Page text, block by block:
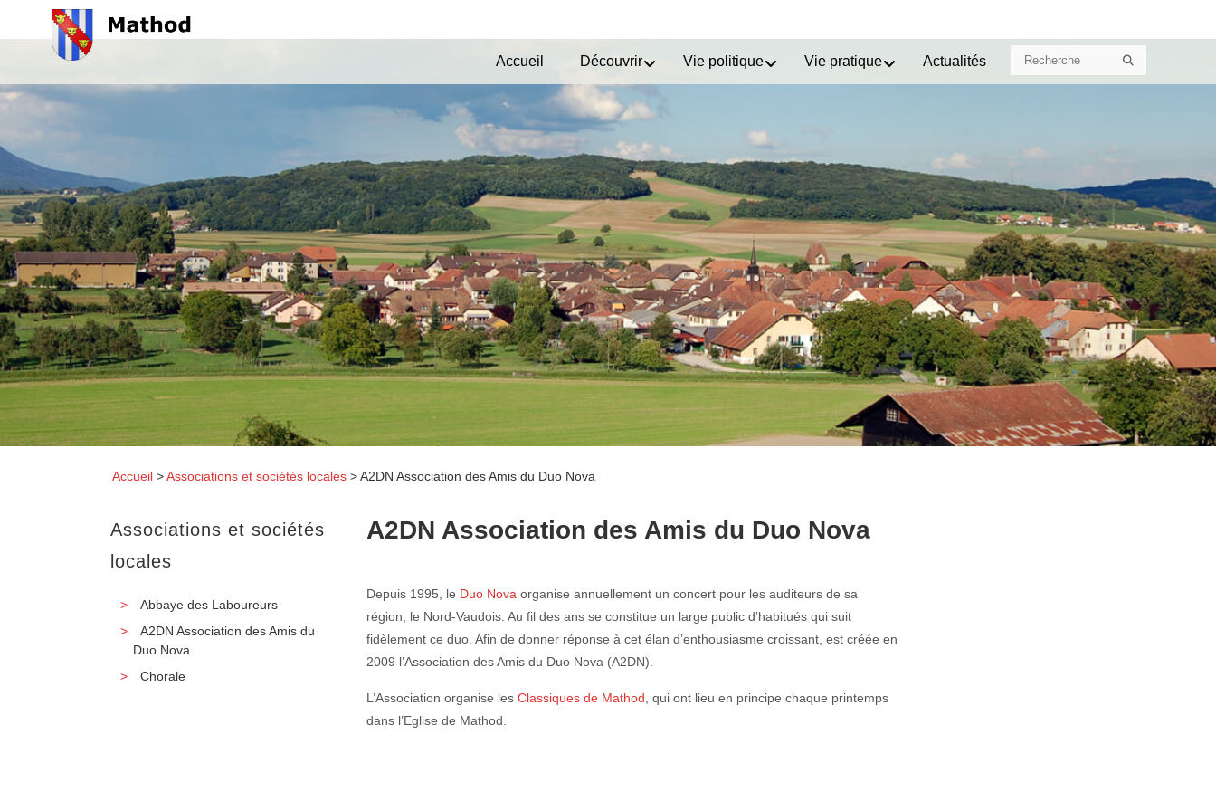
Accueil Découvrir Vie politique Vie pratique Actualités
Accueil > Associations et sociétés locales > A2DN Association des Amis du Duo Nova
Associations et sociétés
locales
Abbaye des Laboureurs
A2DN Association des Amis du
Duo Nova
Chorale
A2DN Association des Amis du Duo Nova
Depuis 1995, le Duo Nova organise annuellement un concert pour les auditeurs de sa
région, le Nord-Vaudois. Au fil des ans se constitue un large public d’habitués qui suit
fidèlement ce duo. Afin de donner réponse à cet élan d’enthousiasme croissant, est créée en
2009 l’Association des Amis du Duo Nova (A2DN).
L’Association organise lesClassiques de Mathod, qui ont lieu en principe chaque printemps
dans l’Eglise de Mathod.